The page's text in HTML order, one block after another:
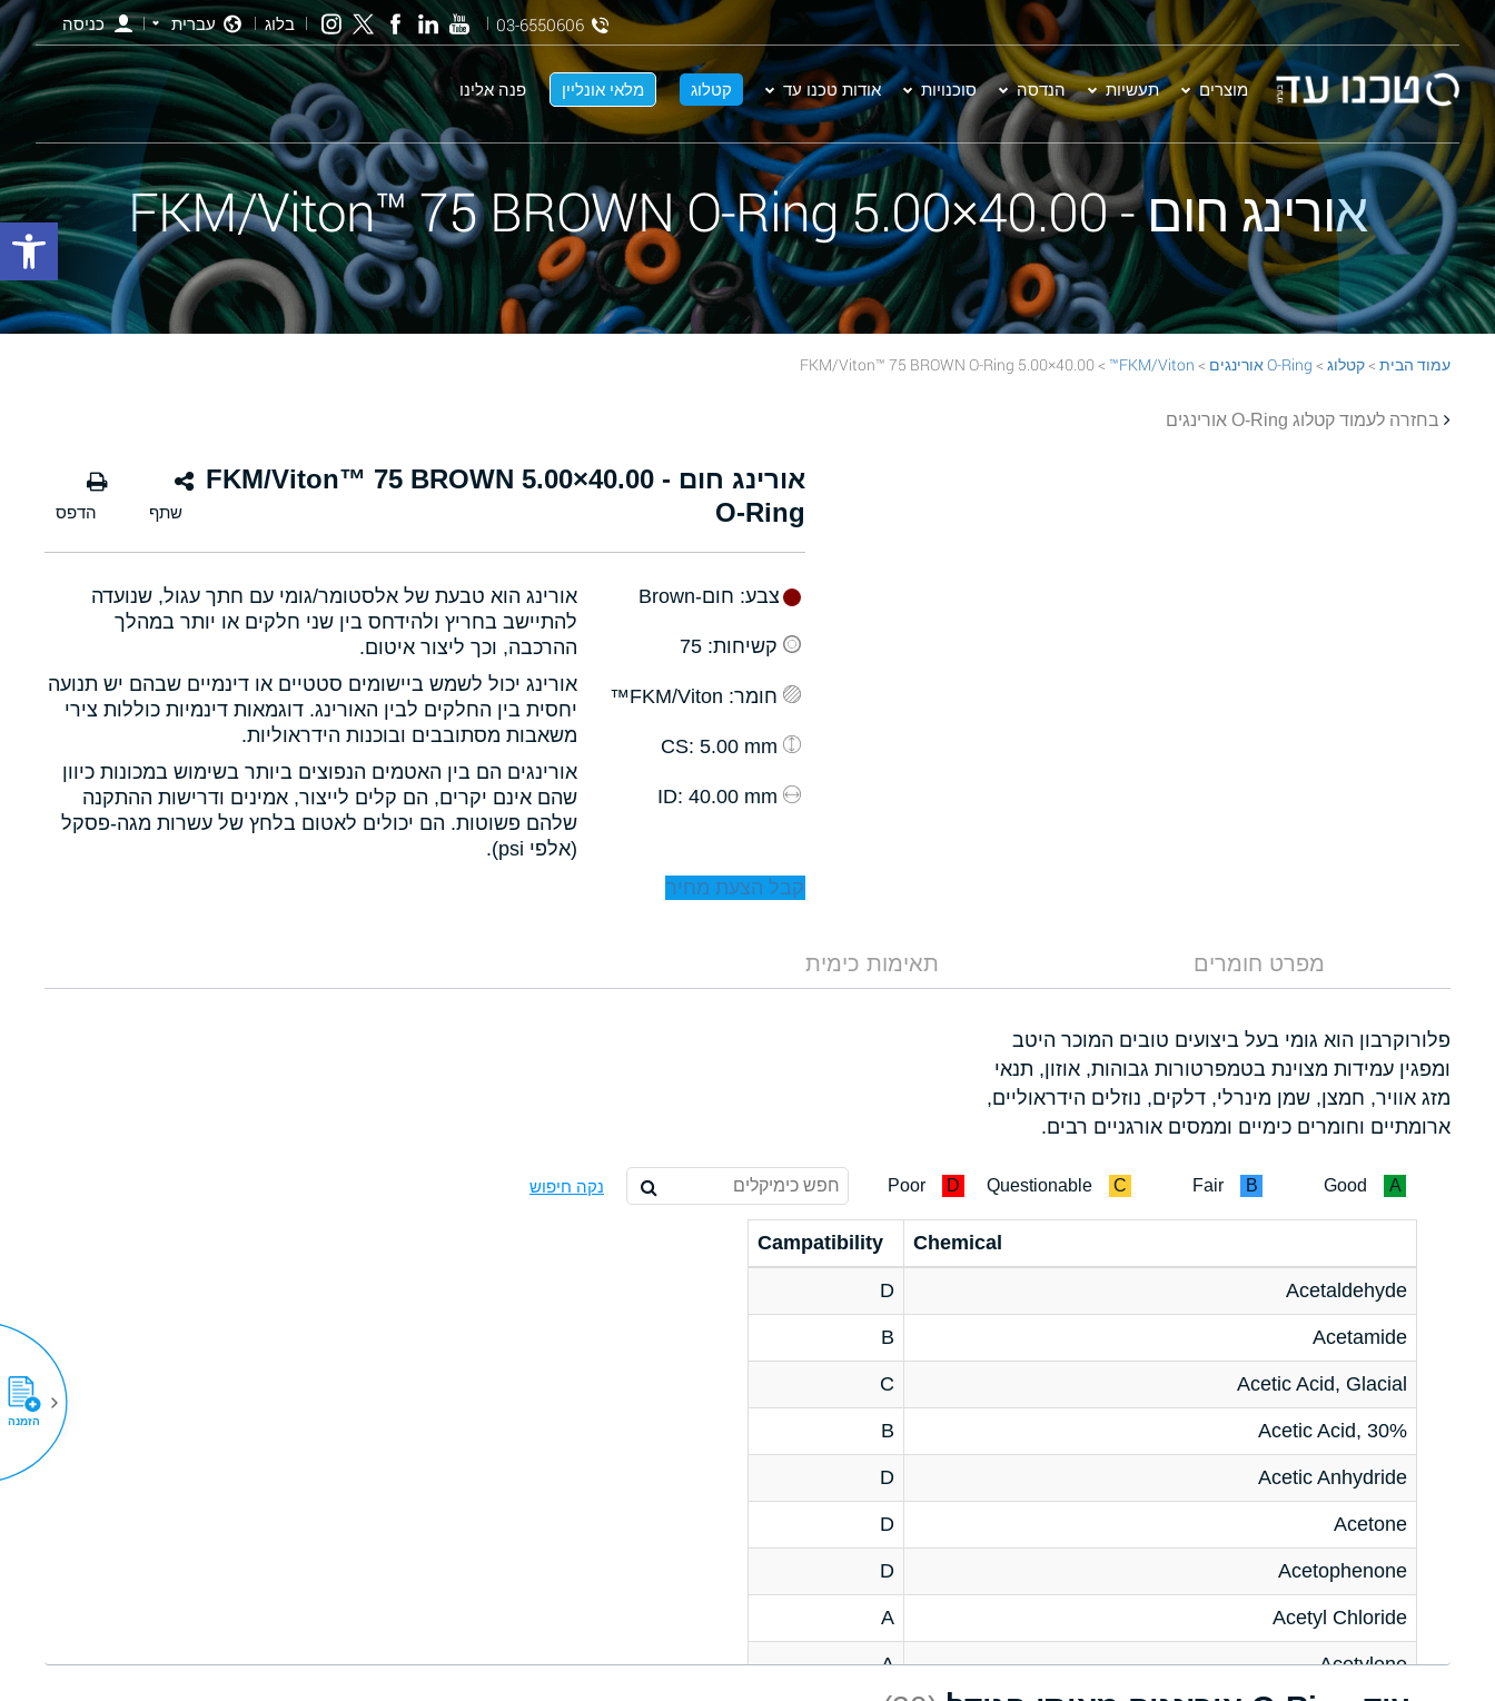
מוצרים תעשיות הנדסה סוכנויות אודות טכנו עד קטלוג מלאי אונליין פנה אלינו
03-6550606 בלוג עברית כניסה
אורינג חום - 40.00×5.00 FKM/Viton™ 75 BROWN O-Ring
עמוד הבית >קטלוג > O-Ring אורינגים >
FKM/Viton™
> 40.00×5.00 FKM/Viton™ 75 BROWN O-Ring
בחזרה לעמוד קטלוג O-Ring אורינגים
אורינג חום - 40.00×5.00 FKM/Viton™ 75 BROWN
O-Ring
אורינג הוא טבעת של אלסטומר/גומי עם חתך עגול, שנועדה
להתיישב בחריץ ולהידחס בין שני חלקים או יותר במהלך
ההרכבה, וכך ליצור איטום.
אורינג יכול לשמש ביישומים סטטיים או דינמיים שבהם יש תנועה
יחסית בין החלקים לבין האורינג. דוגמאות דינמיות כוללות צירי
משאבות מסתובבים ובוכנות הידראוליות.
אורינגים הם בין האטמים הנפוצים ביותר בשימוש במכונות כיוון
שהם אינם יקרים, הם קלים לייצור, אמינים ודרישות ההתקנה
שלהם פשוטות. הם יכולים לאטום בלחץ של עשרות מגה-פסקל
(אלפי psi).
צבע: חום-Brown
קשיחות: 75
חומר: FKM/Viton™
: 5.00 mm
: 40.00 mm
קבל הצעת מחיר
מפרט חומרים תאימות כימית
פלורוקרבון הוא גומי בעל ביצועים טובים המוכר היטב
ומפגין עמידות מצוינת בטמפרטורות גבוהות, אוזון, תנאי
מזג אוויר, חמצן, שמן מינרלי, דלקים, נוזלים הידראוליים,
ארומתיים וחומרים כימיים וממסים אורגניים רבים.
A
Good
B
Fair
C
Questionable
D
Poor נקה חיפוש
Chemical
Campatibility
Acetaldehyde
D
Acetamide
B
Acetic Acid, Glacial
C
Acetic Acid, 30%
B
Acetic Anhydride
D
Acetone
D
Acetophenone
D
Acetyl Chloride
A
Acetylene
A
הזמנה
פתח